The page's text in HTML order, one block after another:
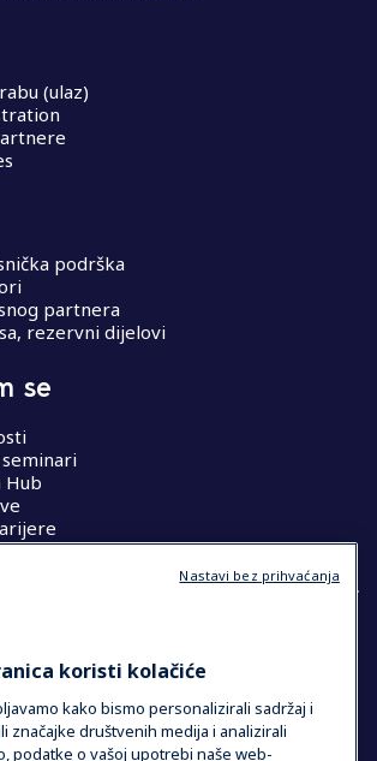
(ulaz)
podrška
partnera
rezervni dijelovi
se
Hub
AND LANGUAGE
koristi kolačiće
kako bismo personalizirali sadržaj i
značajke društvenih medija i analizirali
podatke o vašoj upotrebi naše web-
Nastavi bez prihvaćanja